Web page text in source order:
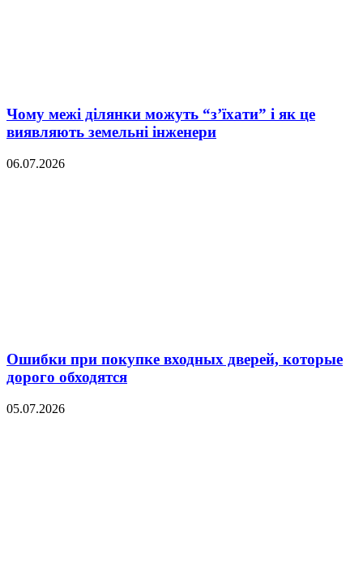
Чому межі ділянки можуть “з’їхати” і як це
виявляють земельні інженери
06.07.2026
Ошибки при покупке входных дверей, которые
дорого обходятся
05.07.2026